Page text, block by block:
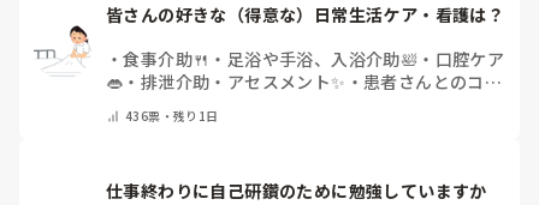
皆さんの好きな（得意な）日常生活ケア・看護は？
・食事介助🍴 ・ 足浴や手浴、入浴介助🛀 ・ 口腔ケア
👄 ・ 排泄介助・アセスメント✨ ・ 患者さんとのコミ
で教えてください）
436票・残り1日
仕事終わりに自己研鑽のために勉強していますか